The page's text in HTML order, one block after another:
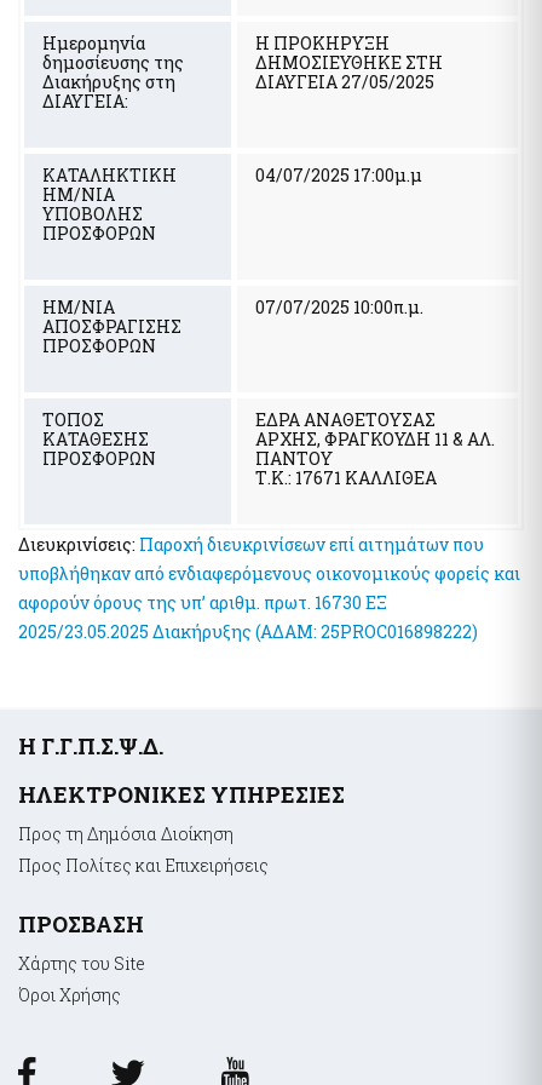
των chatbots
Εθνικές Βουλευτικές και Αυτοδιοικητικές Εκλογές 2023
Εθνικό Μητρώο Ζώων Συντροφιάς (Ε.Μ.Ζ.Σ.)
Υπηρεσία Πληρωμής Ειδικής Εκλογικής Αποζημίωσης
Βουλευτικών Εκλογών της 25ης Ιουνίου 2023
Ψηφιακό Μητρώο Μελών Λεσχών Φιλάθλων
Ημερομηνία
δημοσίευσης της
Διακήρυξης στη
ΔΙΑΥΓΕΙΑ:
Η ΠΡΟΚΗΡΥΞΗ
ΔΗΜΟΣΙΕΥΘΗΚΕ ΣΤΗ
ΔΙΑΥΓΕΙΑ 27/05/2025
ΚΑΤΑΛΗΚΤΙΚΗ
ΗΜ/ΝΙΑ
ΥΠΟΒΟΛΗΣ
ΠΡΟΣΦΟΡΩΝ
04/07/2025 17:00μ.μ
ΗΜ/ΝΙΑ
ΑΠΟΣΦΡΑΓΙΣΗΣ
ΠΡΟΣΦΟΡΩΝ
07/07/2025 10:00π.μ.
ΤΟΠΟΣ
ΚΑΤΑΘΕΣΗΣ
ΠΡΟΣΦΟΡΩΝ
ΕΔΡΑ ΑΝΑΘΕΤΟΥΣΑΣ
ΑΡΧΗΣ, ΦΡΑΓΚΟΥΔΗ 11 & ΑΛ.
ΠΑΝΤΟΥ
Τ.Κ.: 17671 ΚΑΛΛΙΘΕΑ
Διευκρινίσεις: Παροχή διευκρινίσεων επί αιτημάτων που
υποβλήθηκαν από ενδιαφερόμενους οικονομικούς φορείς και
αφορούν όρους της υπ’ αριθμ. πρωτ. 16730 ΕΞ
2025/23.05.2025 Διακήρυξης (ΑΔΑΜ: 25PROC016898222)
Υποσέλιδο
Η Γ.Γ.Π.Σ.Ψ.Δ.
ΗΛΕΚΤΡΟΝΙΚΕΣ ΥΠΗΡΕΣΙΕΣ
Προς τη Δημόσια Διοίκηση
Προς Πολίτες και Επιχειρήσεις
ΠΡΟΣΒΑΣΗ
Χάρτης του Site
Όροι Xρήσης